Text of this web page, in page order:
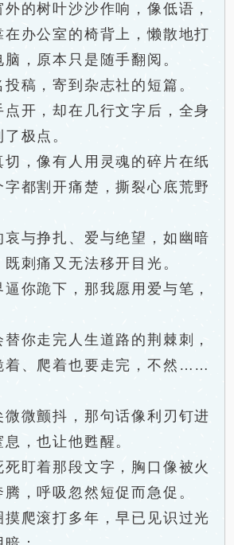
树叶沙沙作响，像低语，
在办公室的椅背上，懒散地打
，原本只是随手翻阅。
，寄到杂志社的短篇。
，却在几行文字后，全身
极点。
像有人用灵魂的碎片在纸
都割开痛楚，撕裂心底荒野
挣扎、爱与绝望，如幽暗
刺痛又无法移开目光。
跪下，那我愿用爱与笔，
走完人生道路的荆棘刺，
着、爬着也要走完，不然……
颤抖，那句话像利刃钉进
，也让他甦醒。
着那段文字，胸口像被火
，呼吸忽然短促而急促。
滚打多年，早已见识过光